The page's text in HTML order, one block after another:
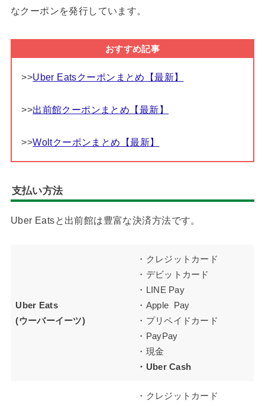
なクーポンを発行しています。
おすすめ記事
>>Uber Eatsクーポンまとめ【最新】
>>出前館クーポンまとめ【最新】
>>Woltクーポンまとめ【最新】
支払い方法
Uber Eatsと出前館は豊富な決済方法です。
Uber Eats
(ウーバーイーツ)
・クレジットカード
・デビットカード
・LINE Pay
・Apple Pay
・プリペイドカード
・PayPay
・現金
・Uber Cash
・クレジットカード